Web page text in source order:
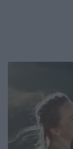
Well being
Ψυχολογία
Υγεία + Διατροφή
Σχέσεις & Σεξ